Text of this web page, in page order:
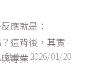
發佈：2026/01/20
應就是：
這背後，其實
專業！